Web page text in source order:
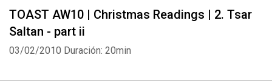
TOAST AW10 | Christmas Readings | 2. Tsar
Saltan - part ii
03/02/2010 Duración: 20min